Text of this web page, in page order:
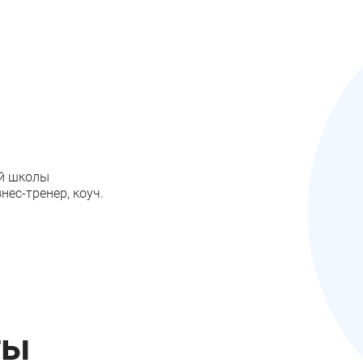
и жёсткими заказчиками
«выставляют новые условия»
конфликта
школы
тренер, коуч.